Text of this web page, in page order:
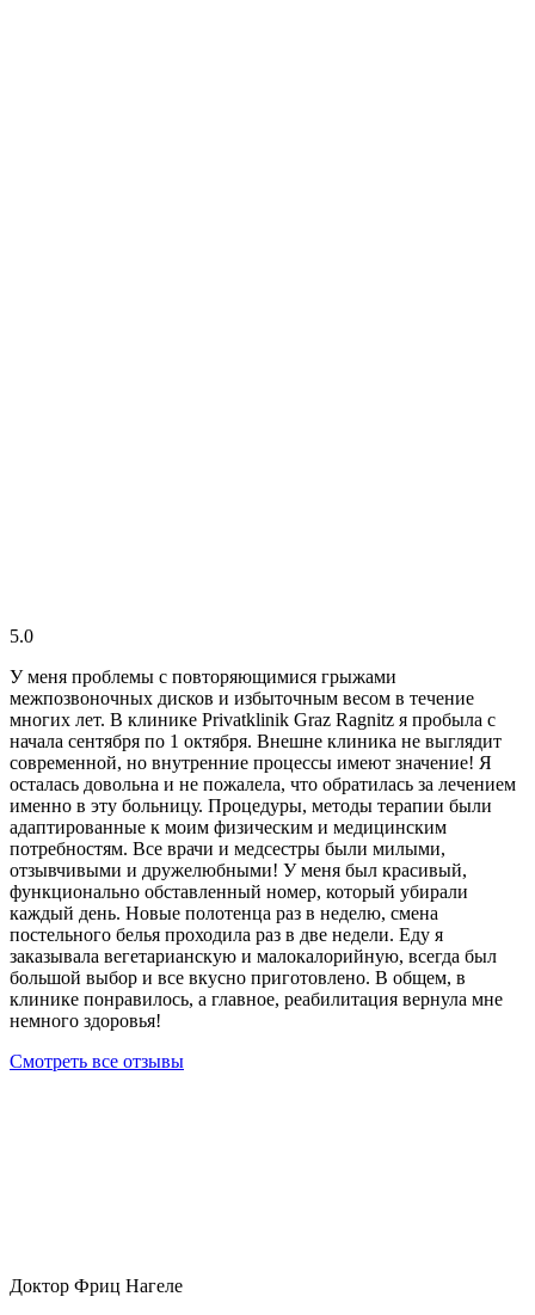
5.0
У меня проблемы с повторяющимися грыжами
межпозвоночных дисков и избыточным весом в течение
многих лет. В клинике Privatklinik Graz Ragnitz я пробыла с
начала сентября по 1 октября. Внешне клиника не выглядит
современной, но внутренние процессы имеют значение! Я
осталась довольна и не пожалела, что обратилась за лечением
именно в эту больницу. Процедуры, методы терапии были
адаптированные к моим физическим и медицинским
потребностям. Все врачи и медсестры были милыми,
отзывчивыми и дружелюбными! У меня был красивый,
функционально обставленный номер, который убирали
каждый день. Новые полотенца раз в неделю, смена
постельного белья проходила раз в две недели. Еду я
заказывала вегетарианскую и малокалорийную, всегда был
большой выбор и все вкусно приготовлено. В общем, в
клинике понравилось, а главное, реабилитация вернула мне
немного здоровья!
Смотреть все отзывы
Доктор Фриц Нагеле